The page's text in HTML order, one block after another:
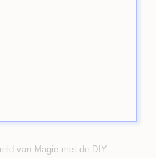
van Magie met de DIY…